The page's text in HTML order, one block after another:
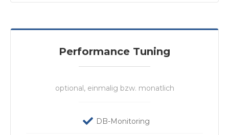
Performance Tuning
optional, einmalig bzw. monatlich
DB-Monitoring